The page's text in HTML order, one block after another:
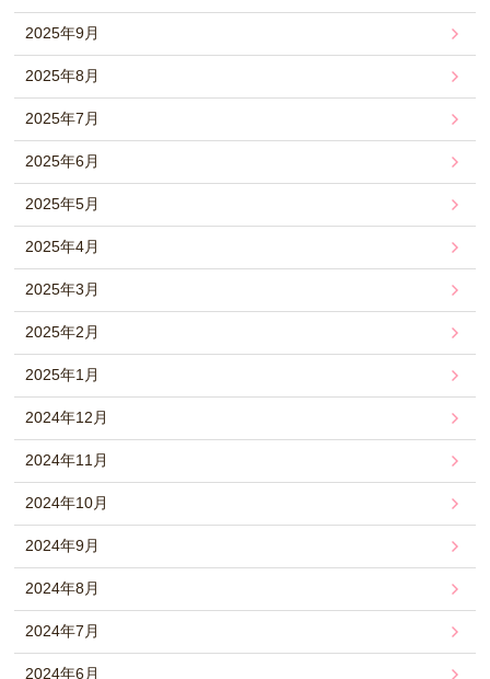
2025年9月
2025年8月
2025年7月
2025年6月
2025年5月
2025年4月
2025年3月
2025年2月
2025年1月
2024年12月
2024年11月
2024年10月
2024年9月
2024年8月
2024年7月
2024年6月